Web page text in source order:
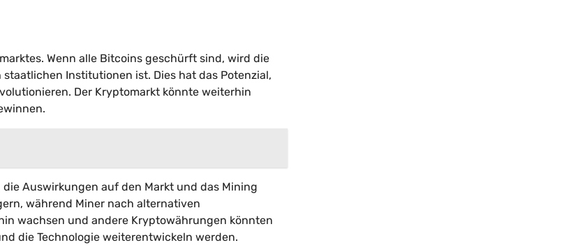
Wenn alle Bitcoins geschürft sind, wird die
Institutionen ist. Dies hat das Potenzial,
Der Kryptomarkt könnte weiterhin
Auswirkungen auf den Markt und das Mining
während Miner nach alternativen
wachsen und andere Kryptowährungen könnten
die Technologie weiterentwickeln werden.